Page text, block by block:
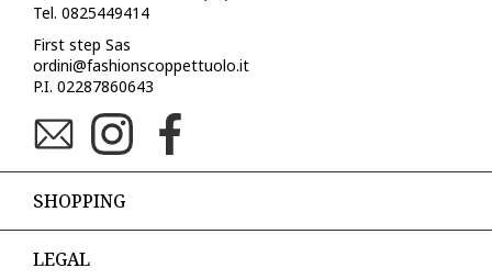
Tel. 0825449414
First step Sas
ordini@fashionscoppettuolo.it
P.I. 02287860643
SHOPPING
LEGAL